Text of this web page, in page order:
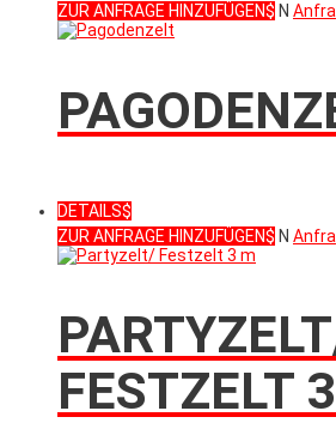
ZUR ANFRAGE HINZUFÜGEN
N
DETAILS
ZUR ANFRAGE HINZUFÜGEN
N
FESTZELT